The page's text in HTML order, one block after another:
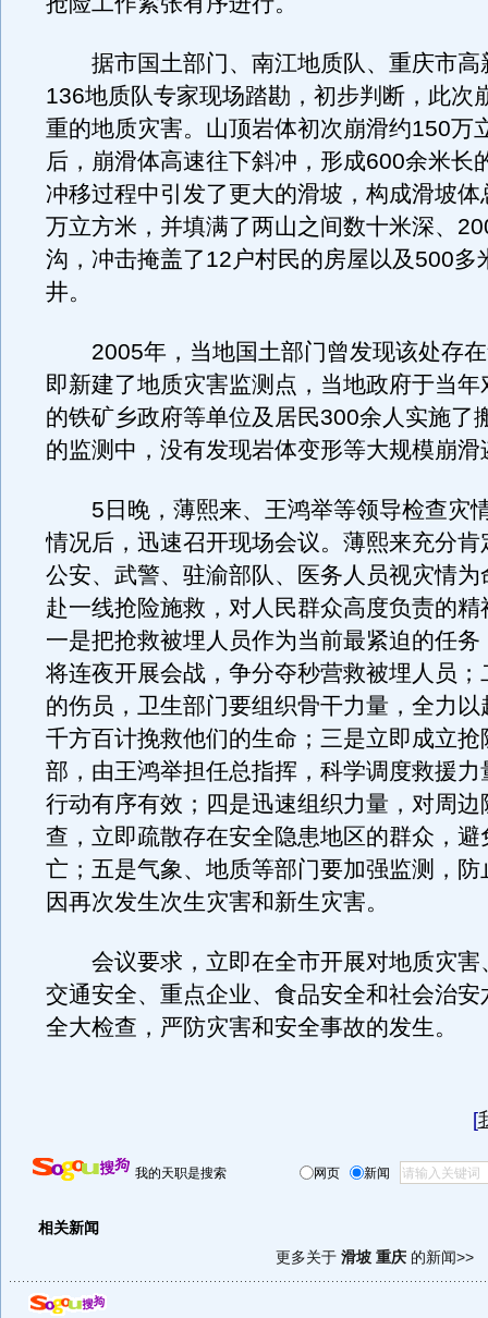
据市国土部门、南江地质队、重庆市高
136地质队专家现场踏勘，初步判断，此次
重的地质灾害。山顶岩体初次崩滑约150万
后，崩滑体高速往下斜冲，形成600余米长
冲移过程中引发了更大的滑坡，构成滑坡
万立方米，并填满了两山之间数十米深、
沟，冲击掩盖了12户村民的房屋以及500多
井。
2005年，当地国土部门曾发现该处存在
即新建了地质灾害监测点，当地政府于当年
的铁矿乡政府等单位及居民300余人实施了
的监测中，没有发现岩体变形等大规模崩滑
5日晚，薄熙来、王鸿举等领导检查灾
情况后，迅速召开现场会议。薄熙来充分肯
公安、武警、驻渝部队、医务人员视灾情为
赴一线抢险施救，对人民群众高度负责的精
一是把抢救被埋人员作为当前最紧迫的任务
将连夜开展会战，争分夺秒营救被埋人员；
的伤员，卫生部门要组织骨干力量，全力以
千方百计挽救他们的生命；三是立即成立抢
部，由王鸿举担任总指挥，科学调度救援力
行动有序有效；四是迅速组织力量，对周边
查，立即疏散存在安全隐患地区的群众，避
亡；五是气象、地质等部门要加强监测，防
因再次发生次生灾害和新生灾害。
会议要求，立即在全市开展对地质灾害
交通安全、重点企业、食品安全和社会治安
全大检查，严防灾害和安全事故的发生。
[
我的天职是搜索 网页 新闻
相关新闻
更多关于 滑坡 重庆 的新闻>>